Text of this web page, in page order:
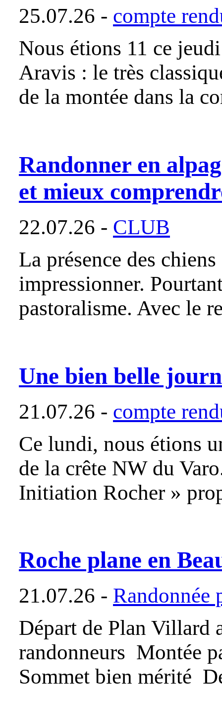
25.07.26 - compte
Nous étions 11 ce
Aravis : le très
de la montée dans la
Randonner en
et mieux
22.07.26 - CLUB
La présence des
impressionner.
pastoralisme. Avec le
Une bien belle
21.07.26 - compte
Ce lundi, nous étions
de la crête NW du
Initiation Rocher »
Roche plane en
21.07.26 - Randonnée
Départ de Plan Villard
randonneurs Montée
Sommet bien mérité